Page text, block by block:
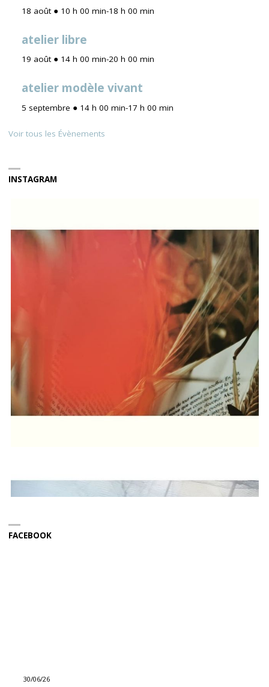
18 août ● 10 h 00 min-18 h 00 min
atelier libre
19 août ● 14 h 00 min-20 h 00 min
atelier modèle vivant
5 septembre ● 14 h 00 min-17 h 00 min
Voir tous les Évènements
INSTAGRAM
FACEBOOK
30/06/26